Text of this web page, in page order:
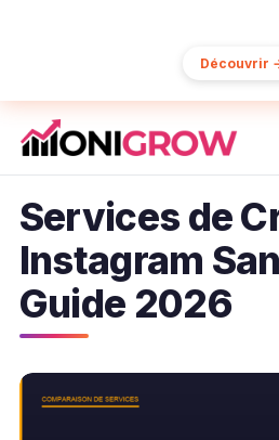
Découvrir
Services de
Instagram
Guide 2026